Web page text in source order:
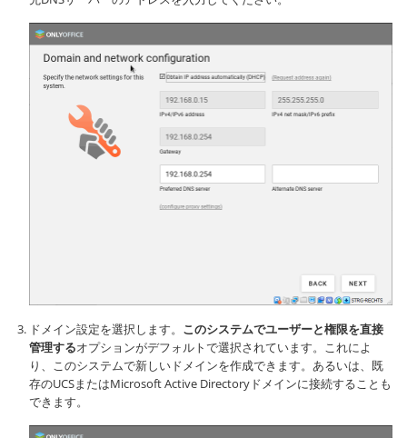
ドメイン設定を選択します。 このシステムでユーザーと権限を直接
管理するオプションがデフォルトで選択されています。これによ
り、このシステムで新しいドメインを作成できます。あるいは、既
存のUCSまたはMicrosoft Active Directoryドメインに接続することも
できます。